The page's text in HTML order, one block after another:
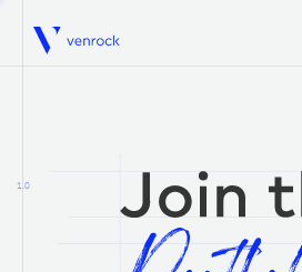
Venrock
1.0